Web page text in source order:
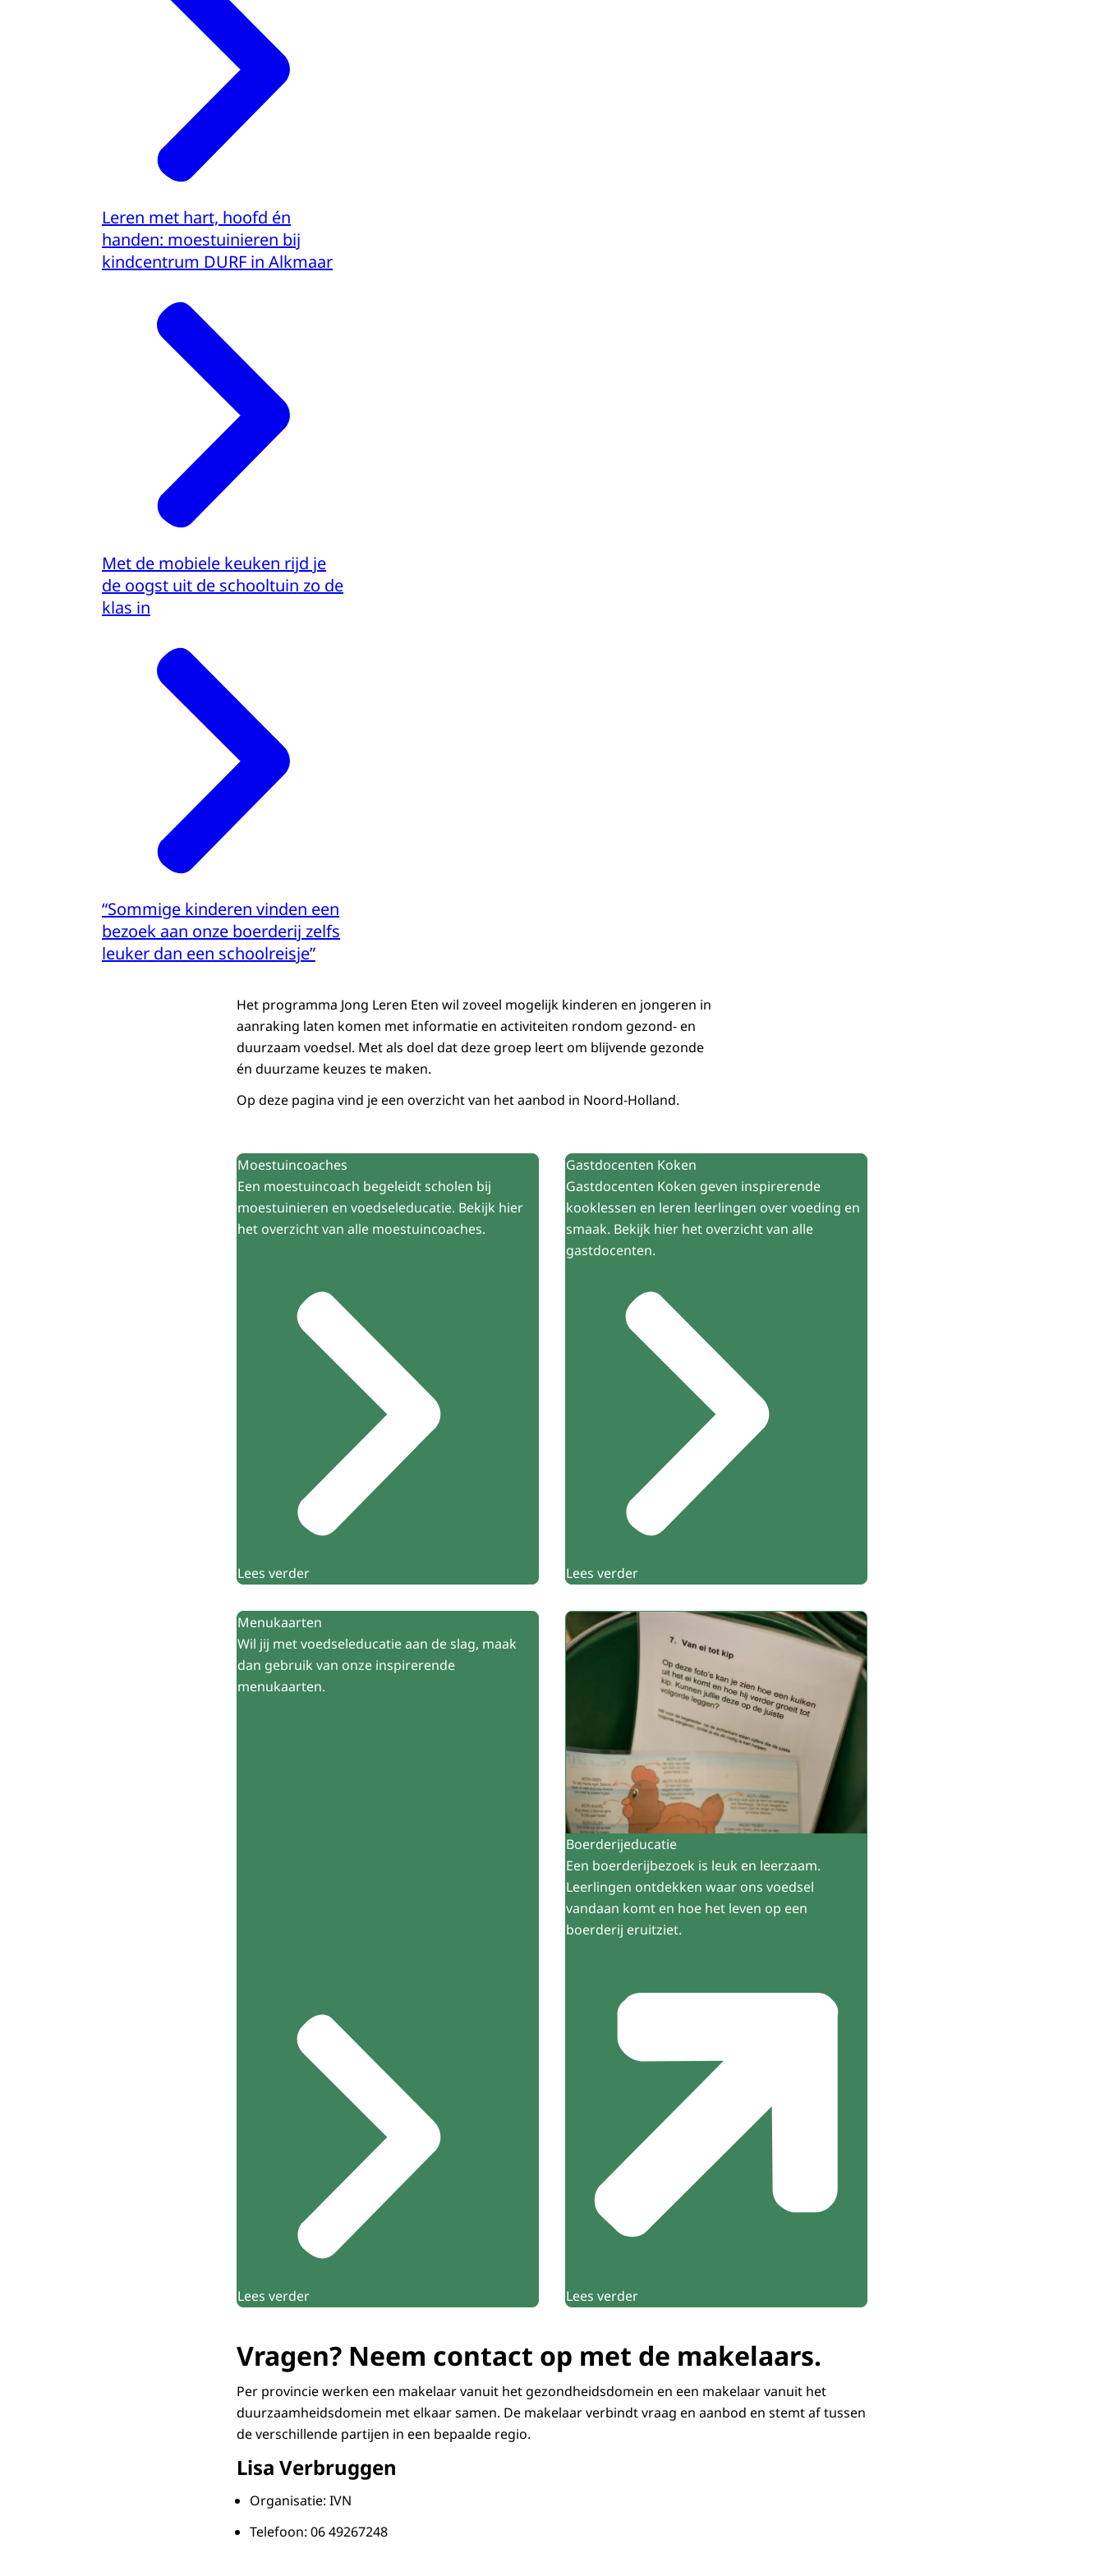
Leren met hart, hoofd én
handen: moestuinieren bij
kindcentrum DURF in Alkmaar
Met de mobiele keuken rijd je
de oogst uit de schooltuin zo de
klas in
“Sommige kinderen vinden een
bezoek aan onze boerderij zelfs
leuker dan een schoolreisje”
Het programma Jong Leren Eten wil zoveel mogelijk kinderen en jongeren in
aanraking laten komen met informatie en activiteiten rondom gezond- en
duurzaam voedsel. Met als doel dat deze groep leert om blijvende gezonde
én duurzame keuzes te maken.
Op deze pagina vind je een overzicht van het aanbod in Noord-Holland.
Uitgelicht
Moestuincoaches
Een moestuincoach begeleidt scholen bij
moestuinieren en voedseleducatie. Bekijk hier
het overzicht van alle moestuincoaches.
Lees verder
Gastdocenten Koken
Gastdocenten Koken geven inspirerende
kooklessen en leren leerlingen over voeding en
smaak. Bekijk hier het overzicht van alle
gastdocenten.
Lees verder
Menukaarten
Wil jij met voedseleducatie aan de slag, maak
dan gebruik van onze inspirerende
menukaarten.
Lees verder
Boerderijeducatie
Een boerderijbezoek is leuk en leerzaam.
Leerlingen ontdekken waar ons voedsel
vandaan komt en hoe het leven op een
boerderij eruitziet.
Lees verder
Vragen? Neem contact op met de makelaars.
Per provincie werken een makelaar vanuit het gezondheidsdomein en een makelaar vanuit het
duurzaamheidsdomein met elkaar samen. De makelaar verbindt vraag en aanbod en stemt af tussen
de verschillende partijen in een bepaalde regio.
Lisa Verbruggen
Organisatie: IVN
Telefoon: 06 49267248